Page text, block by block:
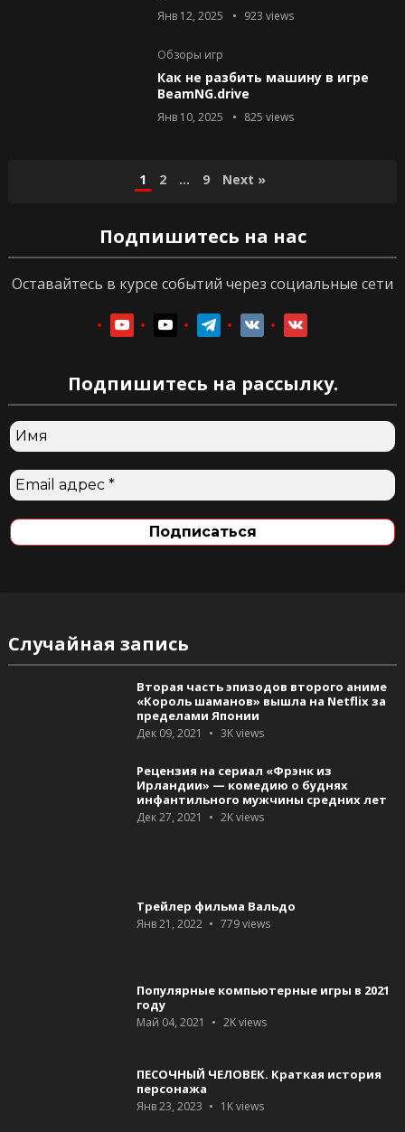
Янв 12, 2025 923 views
Обзоры игр
Как не разбить машину в игре
BeamNG.drive
Янв 10, 2025 825 views
1 2 … 9 Next »
Подпишитесь на нас
Оставайтесь в курсе событий через социальные сети
youtubeyoutubetelegramvkontaktevkontakte
Подпишитесь на рассылку.
Случайная запись
Вторая часть эпизодов второго аниме
«Король шаманов» вышла на Netflix за
пределами Японии
Дек 09, 2021 3Kviews
Рецензия на сериал «Фрэнк из
Ирландии» — комедию о буднях
инфантильного мужчины средних лет
Дек 27, 2021 2Kviews
Трейлер фильма Вальдо
Янв 21, 2022 779views
Популярные компьютерные игры в 2021
году
Май 04, 2021 2Kviews
ПЕСОЧНЫЙ ЧЕЛОВЕК. Краткая история
персонажа
Янв 23, 2023 1Kviews